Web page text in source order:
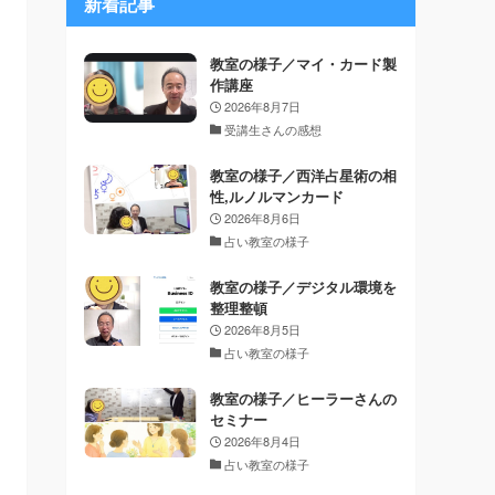
教室の様子／マイ・カード製
作講座
2026年8月7日
受講生さんの感想
教室の様子／西洋占星術の相
性,ルノルマンカード
2026年8月6日
占い教室の様子
教室の様子／デジタル環境を
整理整頓
2026年8月5日
占い教室の様子
教室の様子／ヒーラーさんの
セミナー
2026年8月4日
占い教室の様子